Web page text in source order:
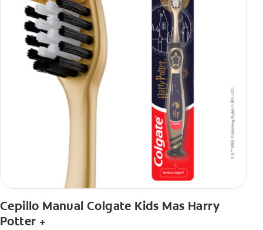
necesidades de los niños.
Inclúyela en su Rutina Diaria
Cepillo Manual Colgate Kids Mas Harry
Potter +